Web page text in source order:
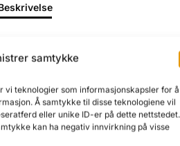
samtykke
vi teknologier som informasjonskapsler for å
Å samtykke til disse teknologiene vil
eller unike ID-er på dette
kan ha negativ innvirkning på visse